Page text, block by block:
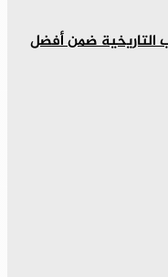
التاريخية ضمن أفضل